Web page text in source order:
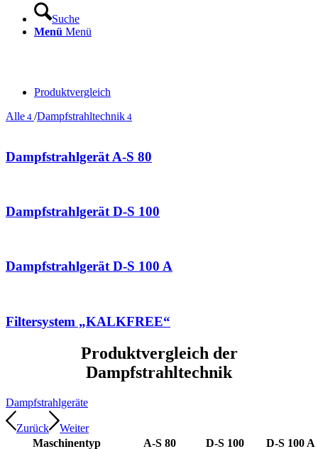
Suche
Menü Menü
Produktvergleich
Alle 4 /Dampfstrahltechnik 4
Dampfstrahlgerät A-S 80
Dampfstrahlgerät D-S 100
Dampfstrahlgerät D-S 100 A
Filtersystem „KALKFREE“
Produktvergleich der
Dampfstrahltechnik
Dampfstrahlgeräte
Zurück
Weiter
Maschinentyp
A-S 80 D-S 100 D-S 100 A